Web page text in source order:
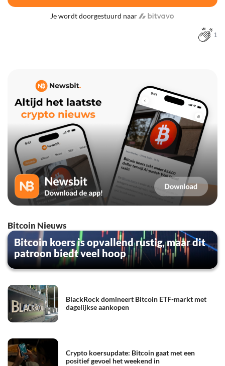
Je wordt doorgestuurd naar
1
Bitcoin Nieuws
Bitcoin koers is opvallend rustig, maar dit
patroon biedt veel hoop
BlackRock domineert Bitcoin ETF-markt met
dagelijkse aankopen
Crypto koersupdate: Bitcoin gaat met een
positief gevoel het weekend in